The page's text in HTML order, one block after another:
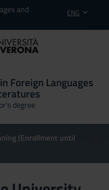
and
ENG
Foreign Languages
degree
(Enrollment until